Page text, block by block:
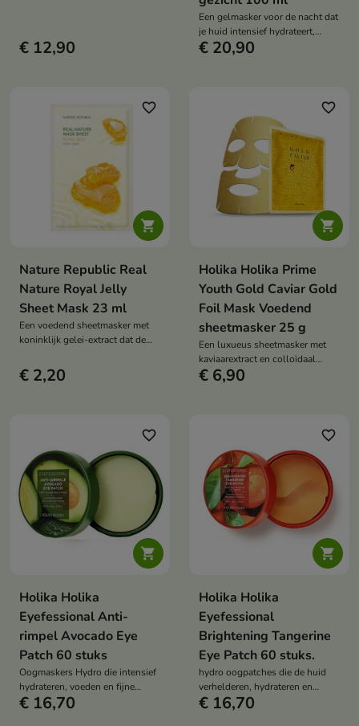
verminderen, de teint te
€ 12,90
Een gelmasker voor de nacht dat
je huid intensief hydrateert,
kalmeert en regenereert terwijl je
€ 20,90

favorite_border
Nature Republic Real
Nature Royal Jelly
Sheet Mask 23 ml
Een voedend sheetmasker met
koninklijk gelei-extract dat de
natuurlijke glans herstelt.
€ 2,20

favorite_border
Holika Holika Prime
Youth Gold Caviar Gold
Foil Mask Voedend
sheetmasker 25 g
Een luxueus sheetmasker met
kaviaarextract en colloïdaal
goud dat de huid intensief voedt,
€ 6,90

favorite_border
Holika Holika
Eyefessional Anti-
rimpel Avocado Eye
Patch 60 stuks
Oogmaskers Hydro die intensief
hydrateren, voeden en fijne
lijntjes en tekenen van
€ 16,70

favorite_border
Holika Holika
Eyefessional
Brightening Tangerine
Eye Patch 60 stuks.
hydro oogpatches die de huid
verhelderen, hydrateren en
helpen tekenen van
€ 16,70